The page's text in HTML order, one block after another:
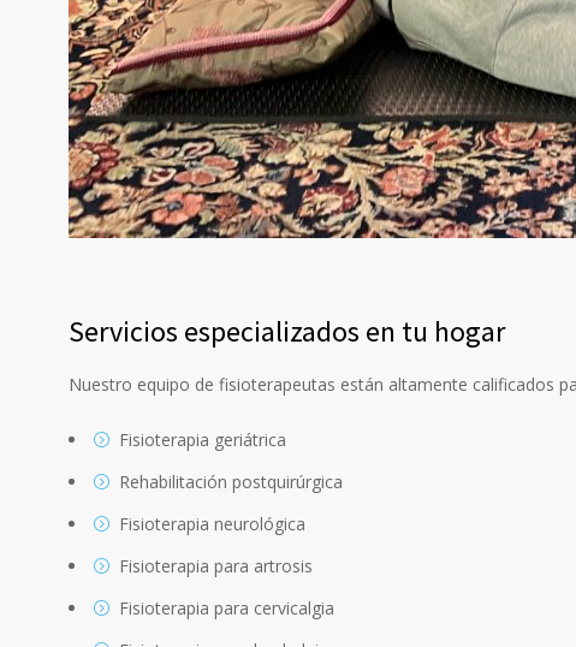
Servicios especializados en tu hogar
Nuestro equipo de fisioterapeutas están altamente calificados
Fisioterapia geriátrica
Rehabilitación postquirúrgica
Fisioterapia neurológica
Fisioterapia para artrosis
Fisioterapia para cervicalgia